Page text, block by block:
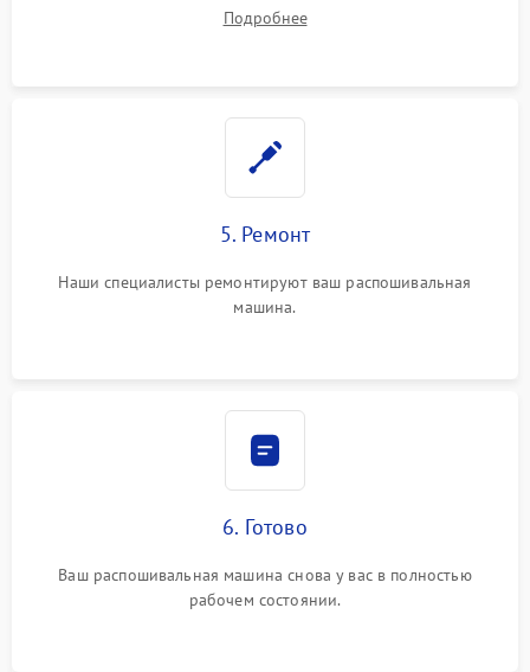
Подробнее
5. Ремонт
Наши специалисты ремонтируют ваш распошивальная
машина.
6. Готово
Ваш распошивальная машина снова у вас в полностью
рабочем состоянии.